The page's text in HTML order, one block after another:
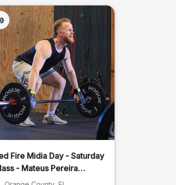
Fire Midia Day - Saturday
- Mateus Pereira